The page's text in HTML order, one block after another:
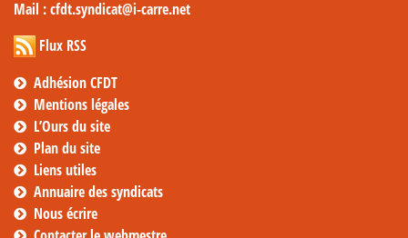
Mail : cfdt.syndicat@i-carre.net
Flux RSS
Adhésion CFDT
Mentions légales
L’Ours du site
Plan du site
Liens utiles
Annuaire des syndicats
Nous écrire